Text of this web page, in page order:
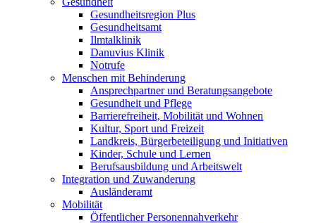
Gesundheitsregion Plus
Gesundheitsamt
Ilmtalklinik
Danuvius Klinik
Notrufe
Menschen mit Behinderung
Ansprechpartner und Beratungsangebote
Gesundheit und Pflege
Barrierefreiheit, Mobilität und Wohnen
Kultur, Sport und Freizeit
Landkreis, Bürgerbeteiligung und Initiativen
Kinder, Schule und Lernen
Berufsausbildung und Arbeitswelt
Integration und Zuwanderung
Ausländeramt
Mobilität
Öffentlicher Personennahverkehr